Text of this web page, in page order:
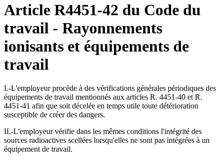
Article R4451-42 du Code du
travail - Rayonnements
ionisants et équipements de
travail
I.-L'employeur procède à des vérifications générales périodiques des
équipements de travail mentionnés aux articles R. 4451-40 et R.
4451-41 afin que soit décelée en temps utile toute détérioration
susceptible de créer des dangers.
II.-L'employeur vérifie dans les mêmes conditions l'intégrité des
sources radioactives scellées lorsqu'elles ne sont pas intégrées à un
équipement de travail.